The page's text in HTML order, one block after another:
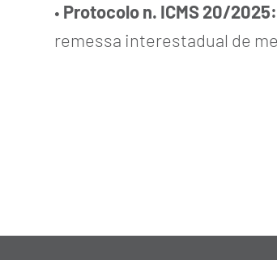
• Protocolo n. ICMS 20/2025:
remessa interestadual de